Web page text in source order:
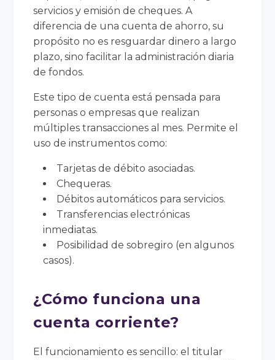
servicios y emisión de cheques. A
diferencia de una cuenta de ahorro, su
propósito no es resguardar dinero a largo
plazo, sino facilitar la administración diaria
de fondos.
Este tipo de cuenta está pensada para
personas o empresas que realizan
múltiples transacciones al mes. Permite el
uso de instrumentos como:
Tarjetas de débito asociadas.
Chequeras.
Débitos automáticos para servicios.
Transferencias electrónicas
inmediatas.
Posibilidad de sobregiro (en algunos
casos).
¿Cómo funciona una
cuenta corriente?
El funcionamiento es sencillo: el titular